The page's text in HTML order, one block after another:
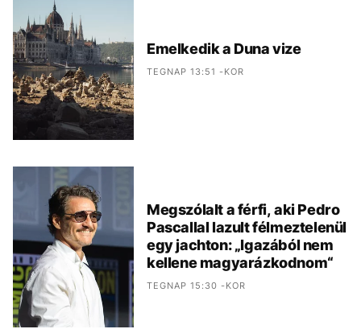
Emelkedik a Duna vize
TEGNAP 13:51 -KOR
Megszólalt a férfi, aki Pedro
Pascallal lazult félmeztelenül
egy jachton: „Igazából nem
kellene magyarázkodnom“
TEGNAP 15:30 -KOR